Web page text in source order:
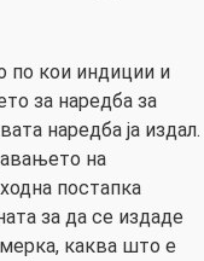
по кои индиции и
за наредба за
наредба ја издал.
на
постапка
за да се издаде
каква што е